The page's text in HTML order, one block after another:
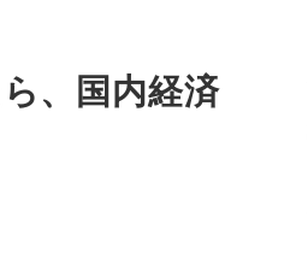
、国内経済